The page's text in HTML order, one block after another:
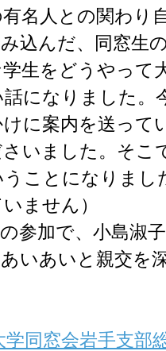
名人との関わり
込んだ、同窓生
生をどうやって
になりました。
に案内を送って
いました。そこ
ことになりまし
ません）
参加で、小島淑
いあいと親交を
同窓会岩手支部